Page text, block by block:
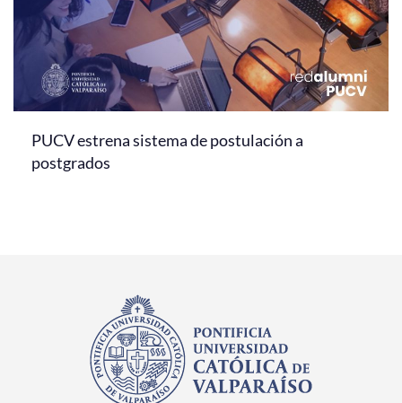
PUCV estrena sistema de postulación a
postgrados